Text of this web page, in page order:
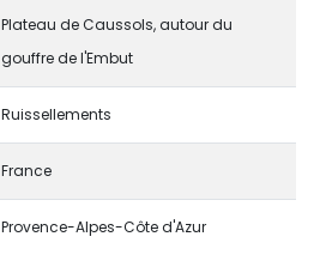
Plateau de Caussols, autour du
gouffre de l'Embut
Ruissellements
France
Provence-Alpes-Côte d'Azur